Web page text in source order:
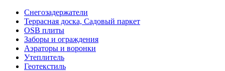
Снегозадержатели
Террасная доска, Садовый паркет
OSB плиты
Заборы и ограждения
Аэраторы и воронки
Утеплитель
Геотекстиль